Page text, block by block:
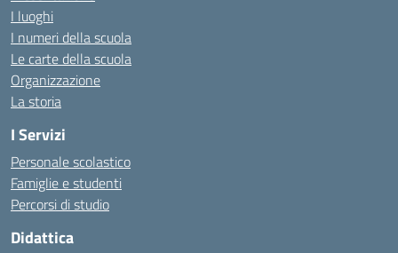
I luoghi
I numeri della scuola
Le carte della scuola
Organizzazione
La storia
I Servizi
Personale scolastico
Famiglie e studenti
Percorsi di studio
Didattica